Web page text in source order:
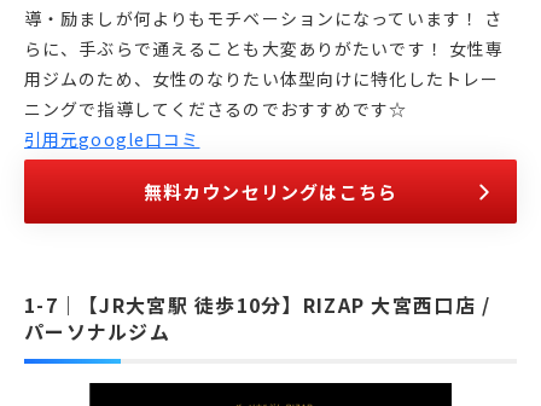
導・励ましが何よりもモチベーションになっています！ さ
らに、手ぶらで通えることも大変ありがたいです！ 女性専
用ジムのため、女性のなりたい体型向けに特化したトレー
ニングで指導してくださるのでおすすめです☆
引用元google口コミ
無料カウンセリングはこちら
【JR大宮駅 徒歩10分】RIZAP 大宮西口店 /
パーソナルジム